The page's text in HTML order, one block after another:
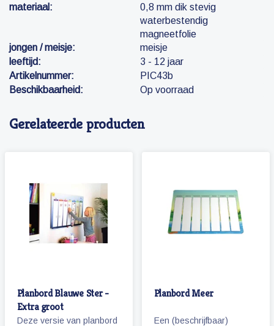
materiaal:
0,8 mm dik stevig
waterbestendig
magneetfolie
jongen / meisje:
meisje
leeftijd:
3 - 12 jaar
Artikelnummer:
PIC43b
Beschikbaarheid:
Op voorraad
Gerelateerde producten
Planbord Blauwe Ster -
Extra groot
Deze versie van planbord
Planbord Meer
Een (beschrijfbaar)